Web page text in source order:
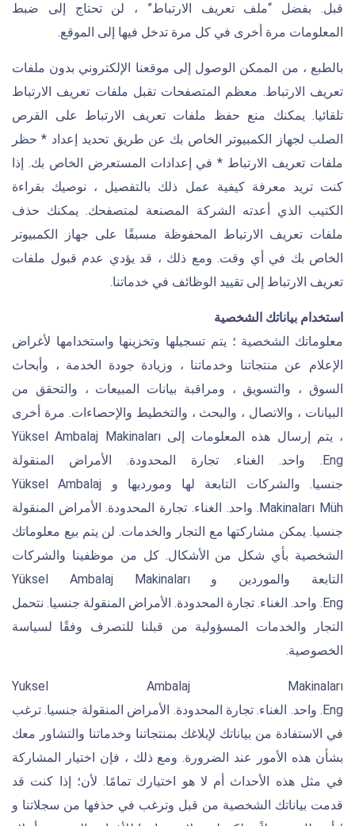
قبل. بفضل “ملف تعريف الارتباط” ، لن تحتاج إلى ضبط
المعلومات مرة أخرى في كل مرة تدخل فيها إلى الموقع.
بالطبع ، من الممكن الوصول إلى موقعنا الإلكتروني بدون ملفات
تعريف الارتباط. معظم المتصفحات تقبل ملفات تعريف الارتباط
تلقائيا. يمكنك منع حفظ ملفات تعريف الارتباط على القرص
الصلب لجهاز الكمبيوتر الخاص بك عن طريق تحديد إعداد * حظر
ملفات تعريف الارتباط * في إعدادات المستعرض الخاص بك. إذا
كنت تريد معرفة كيفية عمل ذلك بالتفصيل ، نوصيك بقراءة
الكتيب الذي أعدته الشركة المصنعة لمتصفحك. يمكنك حذف
ملفات تعريف الارتباط المحفوظة مسبقًا على جهاز الكمبيوتر
الخاص بك في أي وقت. ومع ذلك ، قد يؤدي عدم قبول ملفات
تعريف الارتباط إلى تقييد الوظائف في خدماتنا.
استخدام بياناتك الشخصية
معلوماتك الشخصية ؛ يتم تسجيلها وتخزينها واستخدامها لأغراض
الإعلام عن منتجاتنا وخدماتنا ، وزيادة جودة الخدمة ، وأبحاث
السوق ، والتسويق ، ومراقبة بيانات المبيعات ، والتحقق من
البيانات ، والاتصال ، والبحث ، والتخطيط والإحصاءات. مرة أخرى
، يتم إرسال هذه المعلومات إلى Yüksel Ambalaj Makinaları
Eng. واحد. الغناء. تجارة المحدودة. الأمراض المنقولة
جنسيا. والشركات التابعة لها ومورديها و Yüksel Ambalaj
Makinaları Müh. واحد. الغناء. تجارة المحدودة. الأمراض المنقولة
جنسيا. يمكن مشاركتها مع التجار والخدمات. لن يتم بيع معلوماتك
الشخصية بأي شكل من الأشكال. كل من موظفينا والشركات
التابعة والموردين و Yüksel Ambalaj Makinaları
Eng. واحد. الغناء. تجارة المحدودة. الأمراض المنقولة جنسيا. نتحمل
التجار والخدمات المسؤولية من قبلنا للتصرف وفقًا لسياسة
الخصوصية.
Yuksel Ambalaj Makinaları
Eng. واحد. الغناء. تجارة المحدودة. الأمراض المنقولة جنسيا. ترغب
في الاستفادة من بياناتك لإبلاغك بمنتجاتنا وخدماتنا والتشاور معك
بشأن هذه الأمور عند الضرورة. ومع ذلك ، فإن اختيار المشاركة
في مثل هذه الأحداث أم لا هو اختيارك تمامًا. لأن؛ إذا كنت قد
قدمت بياناتك الشخصية من قبل وترغب في حذفها من سجلاتنا و